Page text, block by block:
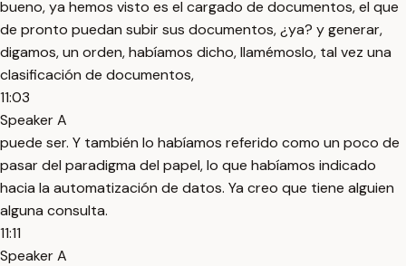
bueno, ya hemos visto es el cargado de documentos, el que
de pronto puedan subir sus documentos, ¿ya? y generar,
digamos, un orden, habíamos dicho, llamémoslo, tal vez una
clasificación de documentos,
11:03
Speaker A
puede ser. Y también lo habíamos referido como un poco de
pasar del paradigma del papel, lo que habíamos indicado
hacia la automatización de datos. Ya creo que tiene alguien
alguna consulta.
11:11
Speaker A